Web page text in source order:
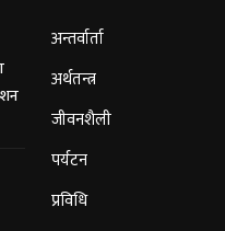
अन्तर्वार्ता
अर्थतन्त्र
जीवनशैली
पर्यटन
प्रविधि